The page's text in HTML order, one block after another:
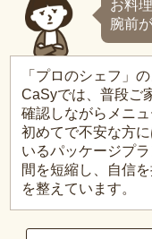
お料
腕前
「プロのシェフ」
CaSyでは、普段ご
確認しながらメニュ
初めてで不安な方
いるパッケージプ
間を短縮し、自信
を整えています。